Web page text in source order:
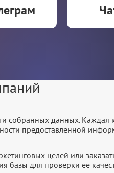
собранных данных.
предоставленной
целей или
базы для проверки ее